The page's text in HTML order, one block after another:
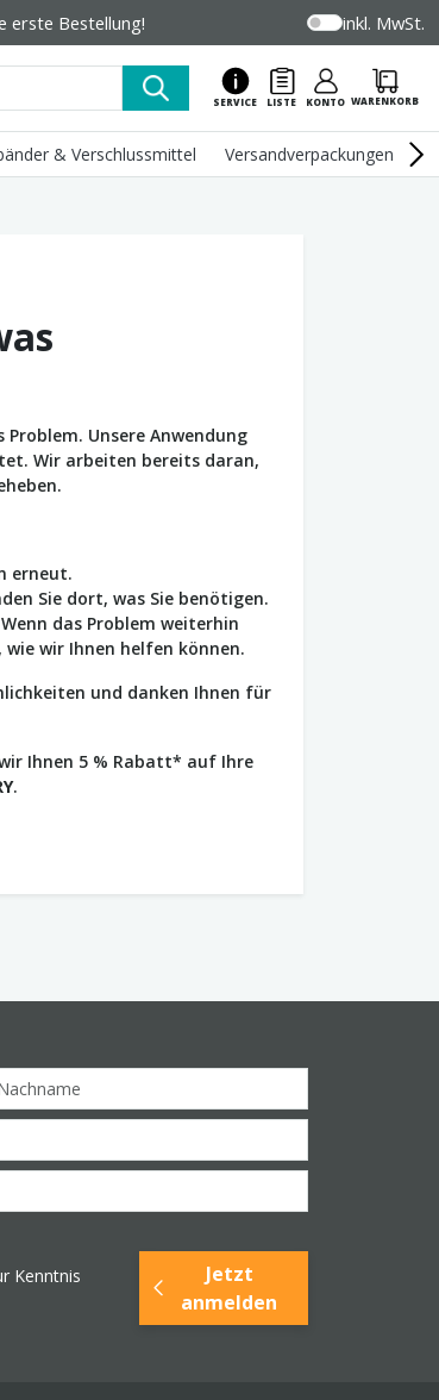
erste Bestellung! inkl. MwSt.
SERVICE LISTE KONTO WARENKORB
& Verschlussmittel Versandverpackungen
Unsere Anwendung
Wir arbeiten bereits daran,
erneut.
Sie dort, was Sie benötigen.
das Problem weiterhin
wir Ihnen helfen können.
und danken Ihnen für
Ihnen 5 % Rabatt* auf Ihre
.
Kenntnis
Jetzt
anmelden